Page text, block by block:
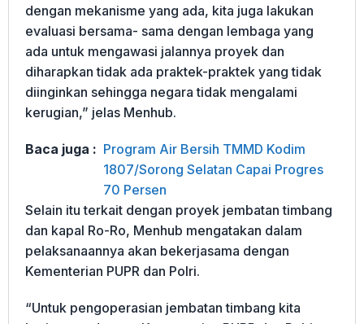
dengan mekanisme yang ada, kita juga lakukan
evaluasi bersama- sama dengan lembaga yang
ada untuk mengawasi jalannya proyek dan
diharapkan tidak ada praktek-praktek yang tidak
diinginkan sehingga negara tidak mengalami
kerugian,” jelas Menhub.
Baca juga : Program Air Bersih TMMD Kodim
1807/Sorong Selatan Capai Progres
70 Persen
Selain itu terkait dengan proyek jembatan timbang
dan kapal Ro-Ro, Menhub mengatakan dalam
pelaksanaannya akan bekerjasama dengan
Kementerian PUPR dan Polri.
“Untuk pengoperasian jembatan timbang kita